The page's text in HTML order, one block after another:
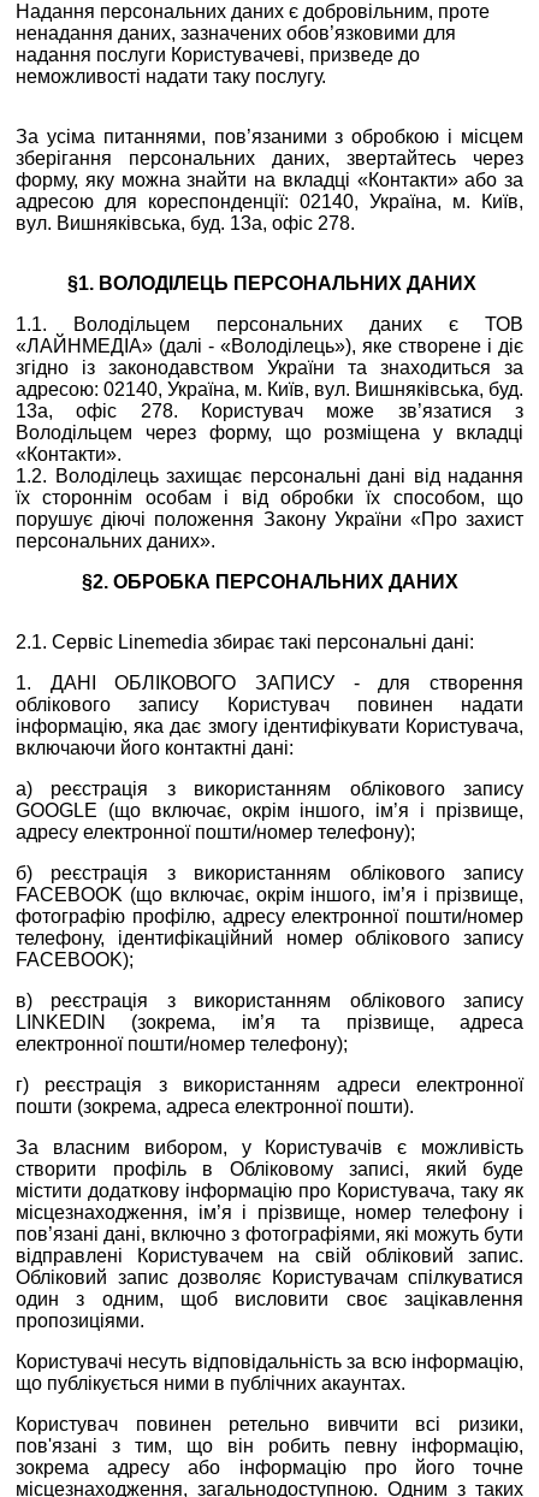
Надання персональних даних є добровільним, проте
ненадання даних, зазначених обов’язковими для
надання послуги Користувачеві, призведе до
неможливості надати таку послугу.
За усіма питаннями, пов’язаними з обробкою і місцем
зберігання персональних даних, звертайтесь через
форму, яку можна знайти на вкладці «Контакти» або за
адресою для кореспонденції: 02140, Україна, м. Київ,
вул. Вишняківська, буд. 13а, офіс 278.
§1. ВОЛОДІЛЕЦЬ ПЕРСОНАЛЬНИХ ДАНИХ
1.1. Володільцем персональних даних є ТОВ
«ЛАЙНМЕДІА» (далі - «Володілець»), яке створене і діє
згідно із законодавством України та знаходиться за
адресою: 02140, Україна, м. Київ, вул. Вишняківська, буд.
13а, офіс 278. Користувач може зв’язатися з
Володільцем через форму, що розміщена у вкладці
«Контакти».
1.2. Володілець захищає персональні дані від надання
їх стороннім особам і від обробки їх способом, що
порушує діючі положення Закону України «Про захист
персональних даних».
§2. ОБРОБКА ПЕРСОНАЛЬНИХ ДАНИХ
2.1. Сервіс Linemedia збирає такі персональні дані:
1. ДАНІ ОБЛІКОВОГО ЗАПИСУ - для створення
облікового запису Користувач повинен надати
інформацію, яка дає змогу ідентифікувати Користувача,
включаючи його контактні дані:
а) реєстрація з використанням облікового запису
GOOGLE (що включає, окрім іншого, ім’я і прізвище,
адресу електронної пошти/номер телефону);
б) реєстрація з використанням облікового запису
FACEBOOK (що включає, окрім іншого, ім’я і прізвище,
фотографію профілю, адресу електронної пошти/номер
телефону, ідентифікаційний номер облікового запису
FACEBOOK);
в) реєстрація з використанням облікового запису
LINKEDIN (зокрема, ім’я та прізвище, адреса
електронної пошти/номер телефону);
г) реєстрація з використанням адреси електронної
пошти (зокрема, адреса електронної пошти).
За власним вибором, у Користувачів є можливість
створити профіль в Обліковому записі, який буде
містити додаткову інформацію про Користувача, таку як
місцезнаходження, ім’я і прізвище, номер телефону і
пов’язані дані, включно з фотографіями, які можуть бути
відправлені Користувачем на свій обліковий запис.
Обліковий запис дозволяє Користувачам спілкуватися
один з одним, щоб висловити своє зацікавлення
пропозиціями.
Користувачі несуть відповідальність за всю інформацію,
що публікується ними в публічних акаунтах.
Користувач повинен ретельно вивчити всі ризики,
пов'язані з тим, що він робить певну інформацію,
зокрема адресу або інформацію про його точне
місцезнаходження, загальнодоступною. Одним з таких